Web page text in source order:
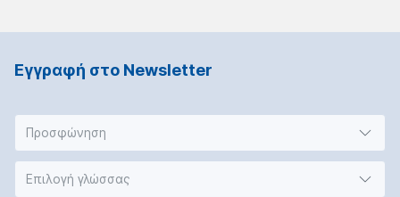
Εγγραφή στο Νewsletter
Προσφώνηση
Επιλογή γλώσσας